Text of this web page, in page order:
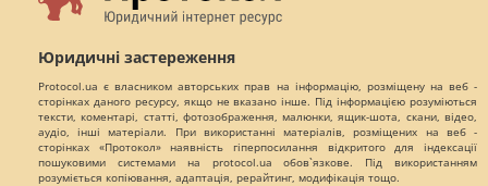
Юридичні застереження
Protocol.ua є власником авторських прав на інформацію, розміщену на веб -
сторінках даного ресурсу, якщо не вказано інше. Під інформацією розуміються
тексти, коментарі, статті, фотозображення, малюнки, ящик-шота, скани, відео,
аудіо, інші матеріали. При використанні матеріалів, розміщених на веб -
сторінках «Протокол» наявність гіперпосилання відкритого для індексації
пошуковими системами на protocol.ua обов`язкове. Під використанням
розуміється копіювання, адаптація, рерайтинг, модифікація тощо.